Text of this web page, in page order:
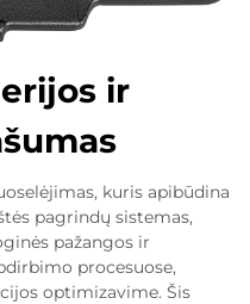
ir
kuris apibūdina
pagrindų sistemas,
pažangos ir
procesuose,
optimizavime. Šis